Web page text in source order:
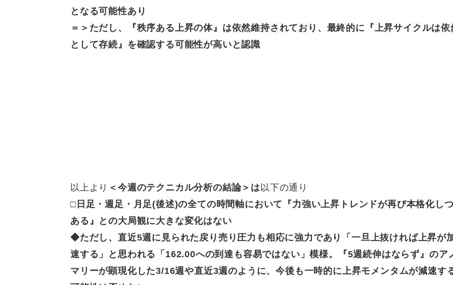
となる可能性あり
＝＞ ただし、『秩序ある上昇の体』は依然維持されており、最終的に『上昇サイクルは依
として存続』を確認する可能性が高いと認識
以上より ＜今週のテクニカル分析の結論＞は 以下の通り
□日足・週足・ 月足(後述)の全ての時間軸において『力強い上昇トレンドが再び本格化し
ある』との大局観に大きな変化はない
◆ただし、 直近5週に見られた戻り売り圧力も相応に強力であり「一旦上抜ければ上昇が
速する」と思われる「162.00への到達も容易ではない」模様。『5週続伸はならず』のア
マリーが顕現化した3/16週や直近3週のように、今後も一時的に上昇モメンタムが減速す